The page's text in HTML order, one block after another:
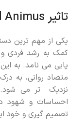
تاثیر Anima and Animus بر رشد فردی
یکی از مهم ‌ترین
کمک به رشد فردی و
یابی می ‌نامد. به
متضاد روانی، به
نزدیک ‌تر می‌ شود.
احساسات و شهود
تصمیم ‌گیری و خود